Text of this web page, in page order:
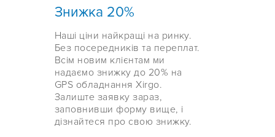
Знижка 20%
Наші ціни найкращі на ринку.
Без посередників та переплат.
Всім новим клієнтам ми
надаємо знижку до 20% на
GPS обладнання Xirgo.
Залиште заявку зараз,
заповнивши форму вище, і
дізнайтеся про свою знижку.